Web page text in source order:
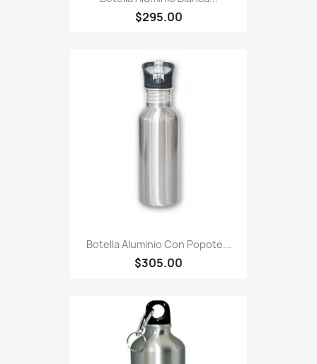
$295.00
Botella Aluminio Con Popote...
$305.00